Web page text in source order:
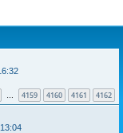
… 4159 4160 4161 4162